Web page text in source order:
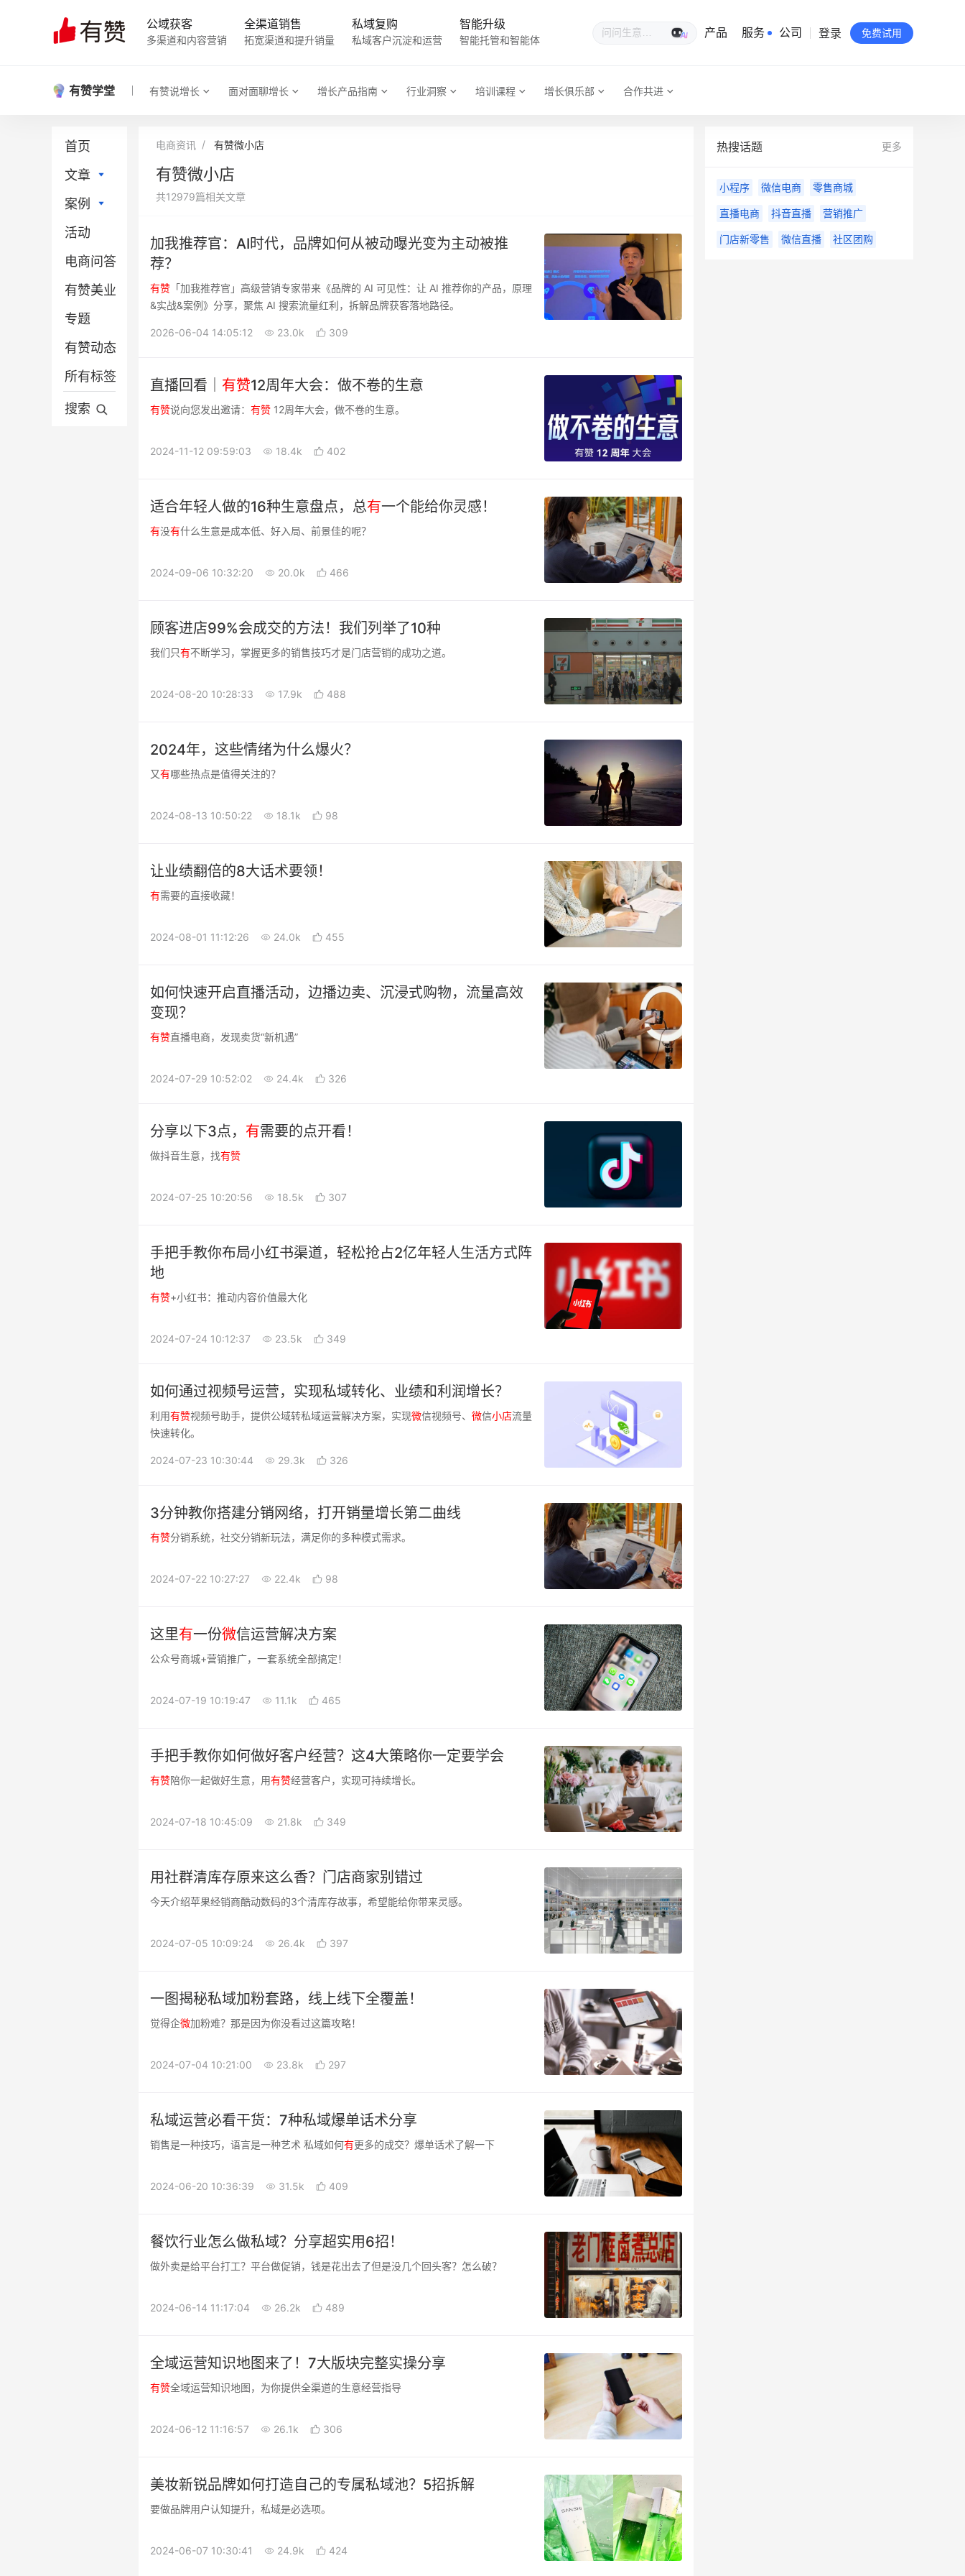
公域获客
多渠道和内容营销
全渠道销售
拓宽渠道和提升销量
私域复购
私域客户沉淀和运营
智能升级
智能托管和智能体
生意专家
产品 服务 公司
品牌物料下载
员工验证
有赞公益
登录 免费试用
有赞学堂 有赞说增长 面对面聊增长 增长产品指南 行业洞察 培训课程 增长俱乐部 合作共进
首页
文章
直播电商
社区团购
门店新零售
小程序
微信电商
营销推广
平台电商
分销供货
案例
直播电商
社区团购
门店新零售
小程序
微信电商
营销推广
平台电商
活动
电商问答
有赞美业
专题
有赞动态
所有标签
搜索
电商资讯 有赞微小店
有赞微小店
共12979篇相关文章
加我推荐官：AI时代，品牌如何从被动曝光变为主动被推
荐？
有赞 「加我推荐官」高级营销专家带来《品牌的 AI 可见性：让 AI 推荐你的产品，原理
&实战&案例》分享，聚焦 AI 搜索流量红利，拆解品牌获客落地路径。
2026-06-04 14:05:12 23.0k 309
直播回看｜ 有赞12周年大会：做不卷的生意
有赞说向您发出邀请： 有赞 12周年大会，做不卷的生意。
2024-11-12 09:59:03 18.4k 402
适合年轻人做的16种生意盘点，总有一个能给你灵感！
有没有什么生意是成本低、好入局、前景佳的呢？
2024-09-06 10:32:20 20.0k 466
顾客进店99%会成交的方法！我们列举了10种
我们只有不断学习，掌握更多的销售技巧才是门店营销的成功之道。
2024-08-20 10:28:33 17.9k 488
2024年，这些情绪为什么爆火？
又有哪些热点是值得关注的？
2024-08-13 10:50:22 18.1k 98
让业绩翻倍的8大话术要领！
有需要的直接收藏！
2024-08-01 11:12:26 24.0k 455
如何快速开启直播活动，边播边卖、沉浸式购物，流量高效
变现？
有赞直播电商，发现卖货“新机遇”
2024-07-29 10:52:02 24.4k 326
分享以下3点， 有需要的点开看！
做抖音生意，找有赞
2024-07-25 10:20:56 18.5k 307
手把手教你布局小红书渠道，轻松抢占2亿年轻人生活方式阵
地
有赞+小红书：推动内容价值最大化
2024-07-24 10:12:37 23.5k 349
如何通过视频号运营，实现私域转化、业绩和利润增长？
利用有赞视频号助手，提供公域转私域运营解决方案，实现微信视频号、 微信小店流量
快速转化。
2024-07-23 10:30:44 29.3k 326
3分钟教你搭建分销网络，打开销量增长第二曲线
有赞分销系统，社交分销新玩法，满足你的多种模式需求。
2024-07-22 10:27:27 22.4k 98
这里有一份微信运营解决方案
公众号商城+营销推广，一套系统全部搞定！
2024-07-19 10:19:47 11.1k 465
手把手教你如何做好客户经营？这4大策略你一定要学会
有赞陪你一起做好生意，用有赞经营客户，实现可持续增长。
2024-07-18 10:45:09 21.8k 349
用社群清库存原来这么香？门店商家别错过
今天介绍苹果经销商酷动数码的3个清库存故事，希望能给你带来灵感。
2024-07-05 10:09:24 26.4k 397
一图揭秘私域加粉套路，线上线下全覆盖！
觉得企微加粉难？那是因为你没看过这篇攻略！
2024-07-04 10:21:00 23.8k 297
私域运营必看干货：7种私域爆单话术分享
销售是一种技巧，语言是一种艺术 私域如何有更多的成交？爆单话术了解一下
2024-06-20 10:36:39 31.5k 409
餐饮行业怎么做私域？分享超实用6招！
做外卖是给平台打工？平台做促销，钱是花出去了但是没几个回头客？怎么破？
2024-06-14 11:17:04 26.2k 489
全域运营知识地图来了！7大版块完整实操分享
有赞全域运营知识地图，为你提供全渠道的生意经营指导
2024-06-12 11:16:57 26.1k 306
美妆新锐品牌如何打造自己的专属私域池？5招拆解
要做品牌用户认知提升，私域是必选项。
2024-06-07 10:30:41 24.9k 424
热搜话题 更多
小程序 微信电商 零售商城
直播电商 抖音直播 营销推广
门店新零售 微信直播 社区团购